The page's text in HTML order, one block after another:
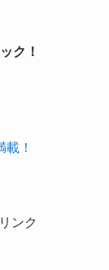
ク！
！
ンク